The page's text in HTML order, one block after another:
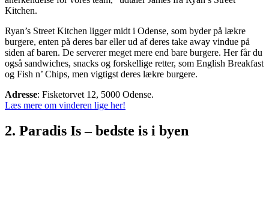
Kitchen.
Ryan’s Street Kitchen ligger midt i Odense, som byder på lækre
burgere, enten på deres bar eller ud af deres take away vindue på
siden af baren. De serverer meget mere end bare burgere. Her får du
også sandwiches, snacks og forskellige retter, som English Breakfast
og Fish n’ Chips, men vigtigst deres lækre burgere.
Adresse: Fisketorvet 12, 5000 Odense.
Læs mere om vinderen lige her!
2. Paradis Is – bedste is i byen